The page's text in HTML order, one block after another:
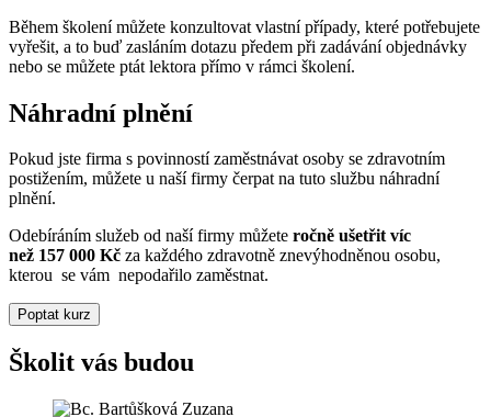
Během školení můžete konzultovat vlastní případy, které potřebujete
vyřešit, a to buď zasláním dotazu předem při zadávání objednávky
nebo se můžete ptát lektora přímo v rámci školení.
Náhradní plnění
Pokud jste firma s povinností zaměstnávat osoby se zdravotním
postižením, můžete u naší firmy čerpat na tuto službu náhradní
plnění.
Odebíráním služeb od naší firmy můžete ročně ušetřit víc
než 157 000 Kč za každého zdravotně znevýhodněnou osobu,
kterou se vám nepodařilo zaměstnat.
Poptat kurz
Školit vás budou